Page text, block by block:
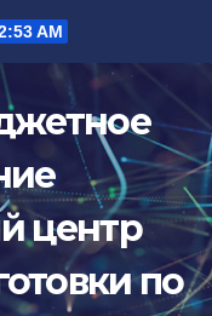
AM
центр
по